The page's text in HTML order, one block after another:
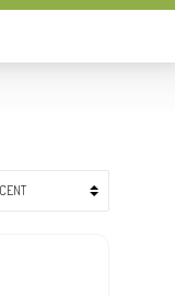
en liberté